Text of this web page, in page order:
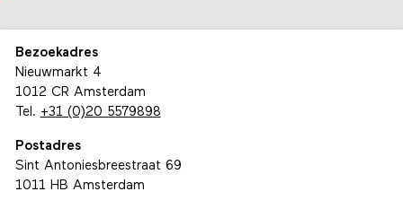
Bezoekadres
Nieuwmarkt 4
1012 CR Amsterdam
Tel. +31 (0)20 5579898
Postadres
Sint Antoniesbreestraat 69
1011 HB Amsterdam